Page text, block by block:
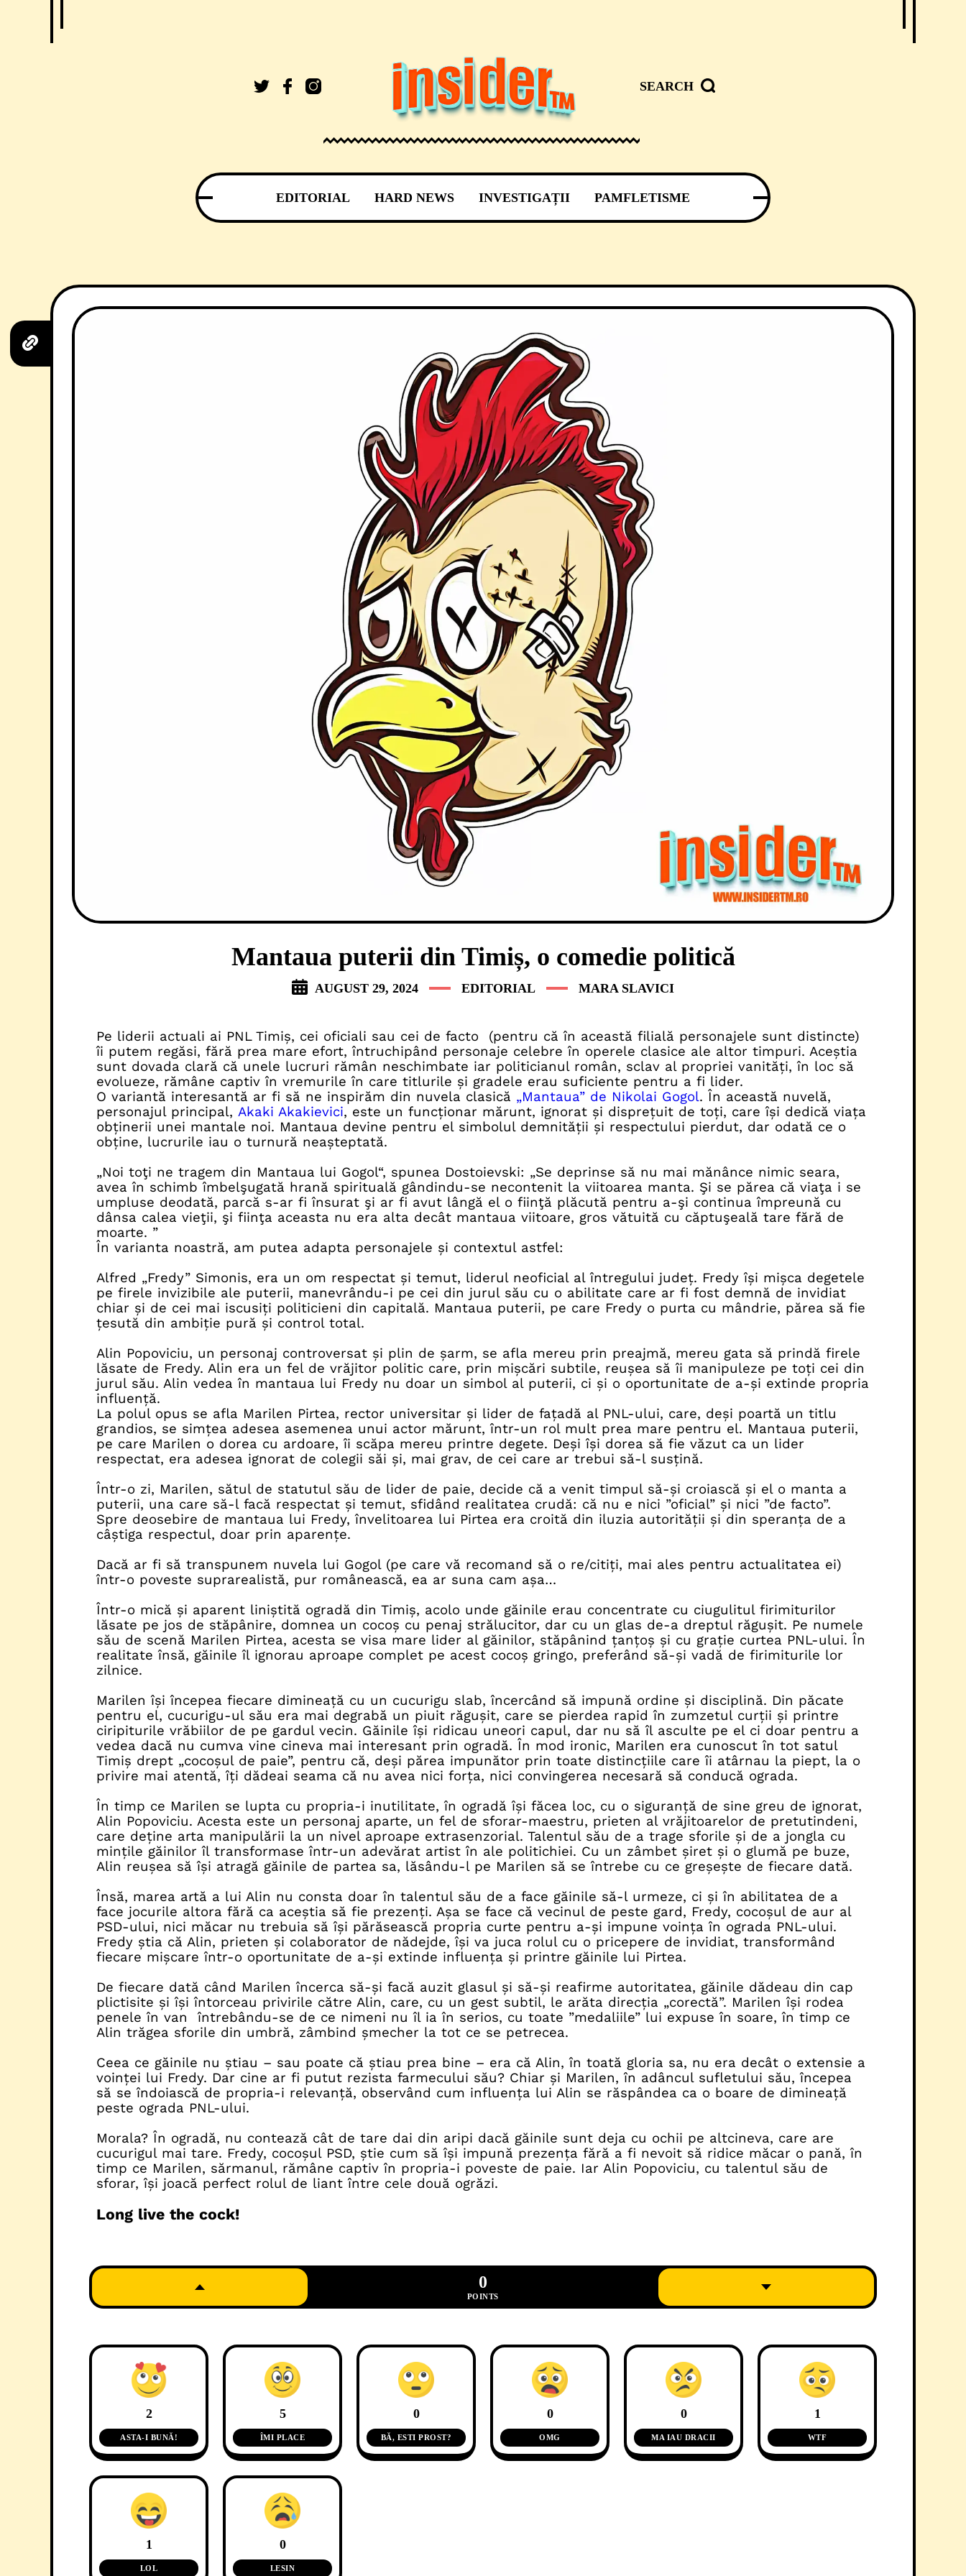
SEARCH
EDITORIAL HARD NEWS INVESTIGAȚII PAMFLETISME
Mantaua puterii din Timiș, o comedie politică
AUGUST 29, 2024 EDITORIAL MARA SLAVICI
Pe liderii actuali ai PNL Timiș, cei oficiali sau cei de facto (pentru că în această filială personajele sunt distincte)
îi putem regăsi, fără prea mare efort, întruchipând personaje celebre în operele clasice ale altor timpuri. Aceștia
sunt dovada clară că unele lucruri rămân neschimbate iar politicianul român, sclav al propriei vanități, în loc să
evolueze, rămâne captiv în vremurile în care titlurile și gradele erau suficiente pentru a fi lider.
O variantă interesantă ar fi să ne inspirăm din nuvela clasică „Mantaua” de Nikolai Gogol. În această nuvelă,
personajul principal, Akaki Akakievici, este un funcționar mărunt, ignorat și disprețuit de toți, care își dedică viața
obținerii unei mantale noi. Mantaua devine pentru el simbolul demnității și respectului pierdut, dar odată ce o
obține, lucrurile iau o turnură neașteptată.
„Noi toţi ne tragem din Mantaua lui Gogol“, spunea Dostoievski: „Se deprinse să nu mai mănânce nimic seara,
avea în schimb îmbelşugată hrană spirituală gândindu-se necontenit la viitoarea manta. Şi se părea că viaţa i se
umpluse deodată, parcă s-ar fi însurat şi ar fi avut lângă el o fiinţă plăcută pentru a-şi continua împreună cu
dânsa calea vieţii, şi fiinţa aceasta nu era alta decât mantaua viitoare, gros vătuită cu căptuşeală tare fără de
moarte. ”
În varianta noastră, am putea adapta personajele și contextul astfel:
Alfred „Fredy” Simonis, era un om respectat și temut, liderul neoficial al întregului județ. Fredy își mișca degetele
pe firele invizibile ale puterii, manevrându-i pe cei din jurul său cu o abilitate care ar fi fost demnă de invidiat
chiar și de cei mai iscusiți politicieni din capitală. Mantaua puterii, pe care Fredy o purta cu mândrie, părea să fie
țesută din ambiție pură și control total.
Alin Popoviciu, un personaj controversat și plin de șarm, se afla mereu prin preajmă, mereu gata să prindă firele
lăsate de Fredy. Alin era un fel de vrăjitor politic care, prin mișcări subtile, reușea să îi manipuleze pe toți cei din
jurul său. Alin vedea în mantaua lui Fredy nu doar un simbol al puterii, ci și o oportunitate de a-și extinde propria
influență.
La polul opus se afla Marilen Pirtea, rector universitar și lider de fațadă al PNL-ului, care, deși poartă un titlu
grandios, se simțea adesea asemenea unui actor mărunt, într-un rol mult prea mare pentru el. Mantaua puterii,
pe care Marilen o dorea cu ardoare, îi scăpa mereu printre degete. Deși își dorea să fie văzut ca un lider
respectat, era adesea ignorat de colegii săi și, mai grav, de cei care ar trebui să-l susțină.
Într-o zi, Marilen, sătul de statutul său de lider de paie, decide că a venit timpul să-și croiască și el o manta a
puterii, una care să-l facă respectat și temut, sfidând realitatea crudă: că nu e nici ”oficial” și nici ”de facto”.
Spre deosebire de mantaua lui Fredy, învelitoarea lui Pirtea era croită din iluzia autorității și din speranța de a
câștiga respectul, doar prin aparențe.
Dacă ar fi să transpunem nuvela lui Gogol (pe care vă recomand să o re/citiți, mai ales pentru actualitatea ei)
într-o poveste suprarealistă, pur românească, ea ar suna cam așa…
Într-o mică și aparent liniștită ogradă din Timiș, acolo unde găinile erau concentrate cu ciugulitul firimiturilor
lăsate pe jos de stăpânire, domnea un cocoș cu penaj strălucitor, dar cu un glas de-a dreptul răgușit. Pe numele
său de scenă Marilen Pirtea, acesta se visa mare lider al găinilor, stăpânind țanțoș și cu grație curtea PNL-ului. În
realitate însă, găinile îl ignorau aproape complet pe acest cocoș gringo, preferând să-și vadă de firimiturile lor
zilnice.
Marilen își începea fiecare dimineață cu un cucurigu slab, încercând să impună ordine și disciplină. Din păcate
pentru el, cucurigu-ul său era mai degrabă un piuit răgușit, care se pierdea rapid în zumzetul curții și printre
ciripiturile vrăbiilor de pe gardul vecin. Găinile își ridicau uneori capul, dar nu să îl asculte pe el ci doar pentru a
vedea dacă nu cumva vine cineva mai interesant prin ogradă. În mod ironic, Marilen era cunoscut în tot satul
Timiș drept „cocoșul de paie”, pentru că, deși părea impunător prin toate distincțiile care îi atârnau la piept, la o
privire mai atentă, îți dădeai seama că nu avea nici forța, nici convingerea necesară să conducă ograda.
În timp ce Marilen se lupta cu propria-i inutilitate, în ogradă își făcea loc, cu o siguranță de sine greu de ignorat,
Alin Popoviciu. Acesta este un personaj aparte, un fel de sforar-maestru, prieten al vrăjitoarelor de pretutindeni,
care deține arta manipulării la un nivel aproape extrasenzorial. Talentul său de a trage sforile și de a jongla cu
mințile găinilor îl transformase într-un adevărat artist în ale politichiei. Cu un zâmbet șiret și o glumă pe buze,
Alin reușea să își atragă găinile de partea sa, lăsându-l pe Marilen să se întrebe cu ce greșește de fiecare dată.
Însă, marea artă a lui Alin nu consta doar în talentul său de a face găinile să-l urmeze, ci și în abilitatea de a
face jocurile altora fără ca aceștia să fie prezenți. Așa se face că vecinul de peste gard, Fredy, cocoșul de aur al
PSD-ului, nici măcar nu trebuia să își părăsească propria curte pentru a-și impune voința în ograda PNL-ului.
Fredy știa că Alin, prieten și colaborator de nădejde, își va juca rolul cu o pricepere de invidiat, transformând
fiecare mișcare într-o oportunitate de a-și extinde influența și printre găinile lui Pirtea.
De fiecare dată când Marilen încerca să-și facă auzit glasul și să-și reafirme autoritatea, găinile dădeau din cap
plictisite și își întorceau privirile către Alin, care, cu un gest subtil, le arăta direcția „corectă”. Marilen își rodea
penele în van întrebându-se de ce nimeni nu îl ia în serios, cu toate ”medaliile” lui expuse în soare, în timp ce
Alin trăgea sforile din umbră, zâmbind șmecher la tot ce se petrecea.
Ceea ce găinile nu știau – sau poate că știau prea bine – era că Alin, în toată gloria sa, nu era decât o extensie a
voinței lui Fredy. Dar cine ar fi putut rezista farmecului său? Chiar și Marilen, în adâncul sufletului său, începea
să se îndoiască de propria-i relevanță, observând cum influența lui Alin se răspândea ca o boare de dimineață
peste ograda PNL-ului.
Morala? În ogradă, nu contează cât de tare dai din aripi dacă găinile sunt deja cu ochii pe altcineva, care are
cucurigul mai tare. Fredy, cocoșul PSD, știe cum să își impună prezența fără a fi nevoit să ridice măcar o pană, în
timp ce Marilen, sărmanul, rămâne captiv în propria-i poveste de paie. Iar Alin Popoviciu, cu talentul său de
sforar, își joacă perfect rolul de liant între cele două ogrăzi.
Long live the cock!
0
POINTS
2
ASTA-I BUNĂ!
5
ÎMI PLACE
0
BĂ, ESTI PROST?
0
OMG
0
MA IAU DRACII
1
WTF
1
LOL
0
LESIN